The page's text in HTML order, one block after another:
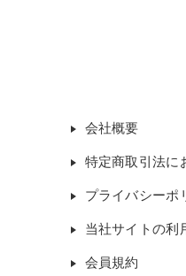
会社概要
特定商取引法に
プライバシーポ
当社サイトの利
会員規約